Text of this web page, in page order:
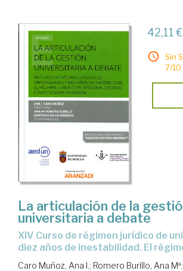
42,11 €
Sin
7/10
La articulación de la
universitaria a debate
XIV Curso de régimen jurídico de universidades y
diez años de inestabilidad. El
Caro Muñoz, Ana I.; Romero Burillo, Ana Mª;